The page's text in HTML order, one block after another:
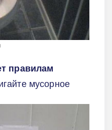
правилам
мусорное